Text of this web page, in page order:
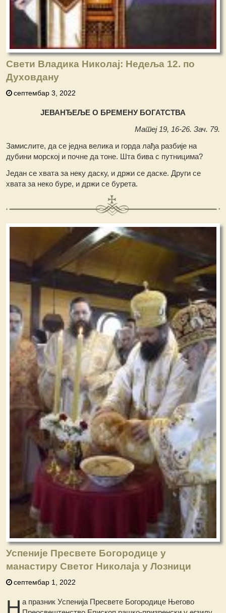
Свети Владика Николај: Недеља 12. по
Духовдану
септембар 3, 2022
ЈЕВАНЂЕЉЕ О БРЕМЕНУ БОГАТСТВА
Матеј 19, 16-26. Зач. 79.
Замислите, да се једна велика и горда лађа разбије на
дубини морској и почне да тоне. Шта бива с путницима?
Један се хвата за неку даску, и држи се даске. Други се
хвата за неко буре, и држи се бурета.
Успеније Пресвете Богородице у
манастиру Светог Николаја у Лозници
септембар 1, 2022
Н а празник Успенија Пресвете Богородице Његово